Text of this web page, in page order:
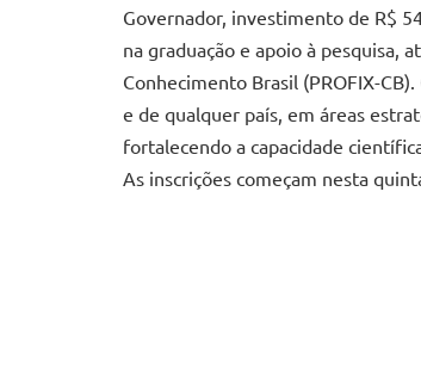
Governador, investimento de R$
na graduação e apoio à pesquisa,
Conhecimento Brasil (PROFIX-
e de qualquer país, em áreas
fortalecendo a capacidade
As inscrições começam nesta